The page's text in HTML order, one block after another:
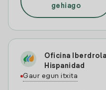
gehiago
Oficina
Hispanidad
Gaur egun itxita